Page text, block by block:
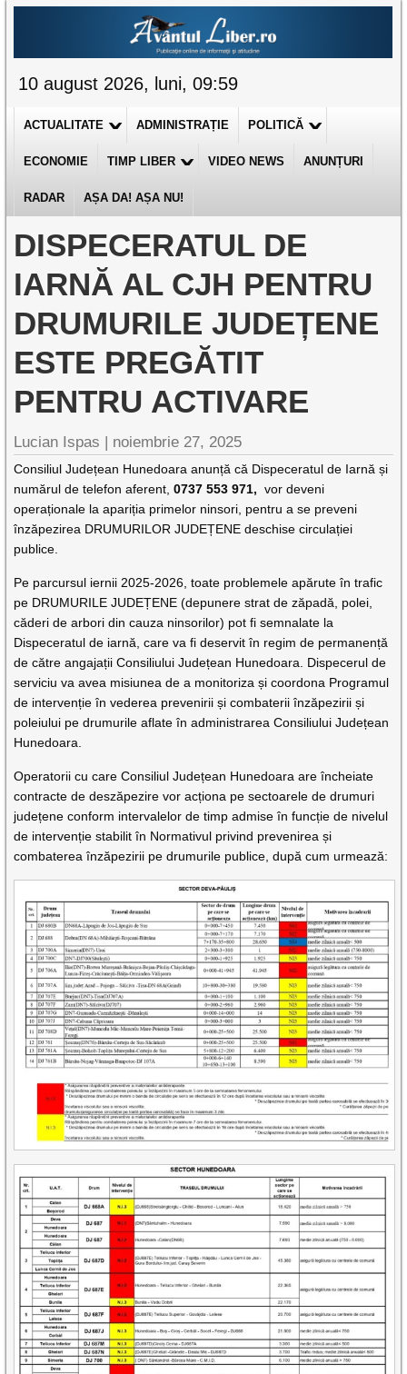
10 august 2026, luni, 09:59
ACTUALITATE ADMINISTRAȚIE POLITICĂ
ECONOMIE TIMP LIBER VIDEO NEWS ANUNȚURI
RADAR AȘA DA! AȘA NU!
DISPECERATUL DE
IARNĂ AL CJH PENTRU
DRUMURILE JUDEȚENE
ESTE PREGĂTIT
PENTRU ACTIVARE
Lucian Ispas | noiembrie 27, 2025
Consiliul Județean Hunedoara anunță că Dispeceratul de Iarnă și
numărul de telefon aferent,0737 553 971, vor deveni
operaționale la apariția primelor ninsori, pentru a se preveni
înzăpezirea DRUMURILOR JUDEȚENE deschise circulației
publice.
Pe parcursul iernii 2025-2026, toate problemele apărute în trafic
pe DRUMURILE JUDEȚENE (depunere strat de zăpadă, polei,
căderi de arbori din cauza ninsorilor) pot fi semnalate la
Dispeceratul de iarnă, care va fi deservit în regim de permanență
de către angajații Consiliului Județean Hunedoara. Dispecerul de
serviciu va avea misiunea de a monitoriza și coordona Programul
de intervenție în vederea prevenirii și combaterii înzăpezirii și
poleiului pe drumurile aflate în administrarea Consiliului Județean
Hunedoara.
Operatorii cu care Consiliul Județean Hunedoara are încheiate
contracte de deszăpezire vor acționa pe sectoarele de drumuri
județene conform intervalelor de timp admise în funcție de nivelul
de intervenție stabilit în Normativul privind prevenirea și
combaterea înzăpezirii pe drumurile publice, după cum urmează: